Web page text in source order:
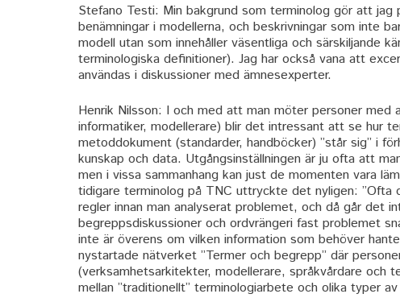
Stefano Testi: Min bakgrund som terminolog gör att
benämningar i modellerna, och beskrivningar som inte
modell utan som innehåller väsentliga och särskiljande
terminologiska definitioner). Jag har också vana att
användas i diskussioner med ämnesexperter.
Henrik Nilsson: I och med att man möter personer
informatiker, modellerare) blir det intressant att se hur
metoddokument (standarder, handböcker) ”står sig” i
kunskap och data. Utgångsinställningen är ju ofta att
men i vissa sammanhang kan just de momenten vara
tidigare terminolog på TNC uttryckte det nyligen:
regler innan man analyserat problemet, och då går det
begreppsdiskussioner och ordvrängeri fast problemet
inte är överens om vilken information som behöver
nystartade nätverket ”Termer och begrepp” där
(verksamhetsarkitekter, modellerare, språkvårdare och
mellan ”traditionellt” terminologiarbete och olika typer